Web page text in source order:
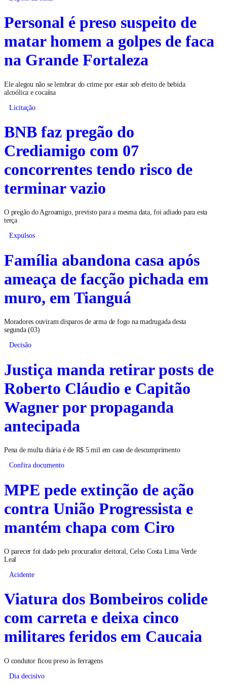
Personal é preso suspeito de
matar homem a golpes de faca
na Grande Fortaleza
Ele alegou não se lembrar do crime por estar sob efeito de bebida
alcoólica e cocaína
Licitação
BNB faz pregão do
Crediamigo com 07
concorrentes tendo risco de
terminar vazio
O pregão do Agroamigo, previsto para a mesma data, foi adiado para esta
terça
Expulsos
Família abandona casa após
ameaça de facção pichada em
muro, em Tianguá
Moradores ouviram disparos de arma de fogo na madrugada desta
segunda (03)
Decisão
Justiça manda retirar posts de
Roberto Cláudio e Capitão
Wagner por propaganda
antecipada
Pena de multa diária é de R$ 5 mil em caso de descumprimento
Confira documento
MPE pede extinção de ação
contra União Progressista e
mantém chapa com Ciro
O parecer foi dado pelo procurador eleitoral, Celso Costa Lima Verde
Leal
Acidente
Viatura dos Bombeiros colide
com carreta e deixa cinco
militares feridos em Caucaia
O condutor ficou preso às ferragens
Dia decisivo